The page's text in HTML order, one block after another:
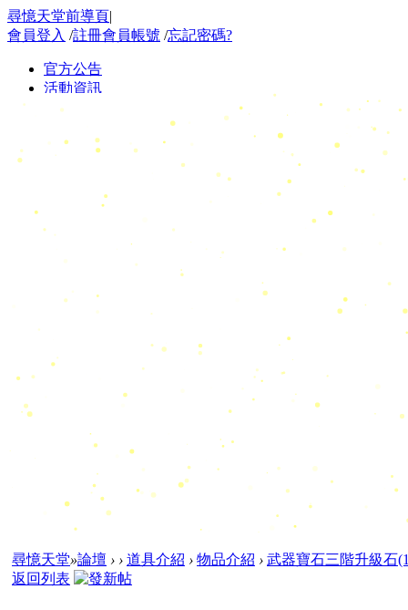
尋憶天堂前導頁|
會員登入 /註冊會員帳號 /忘記密碼?
尋憶天堂»論壇 › › 道具介紹 › 物品介紹 › 武器寶石三階升級石
返回列表